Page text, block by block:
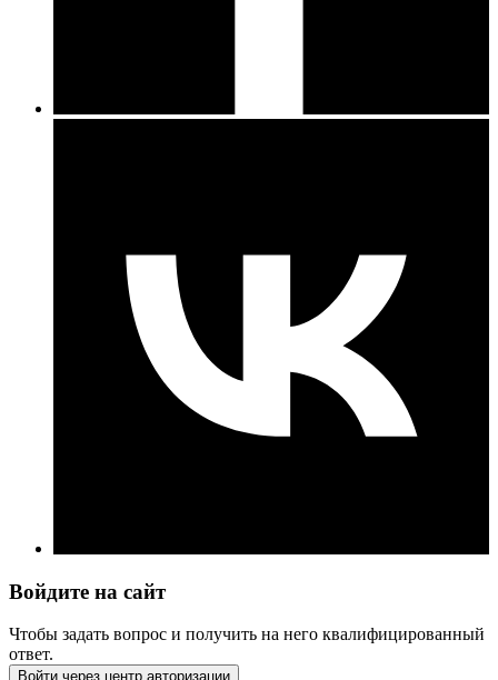
Войдите на сайт
Чтобы задать вопрос и получить на него квалифицированный
ответ.
Войти через центр авторизации